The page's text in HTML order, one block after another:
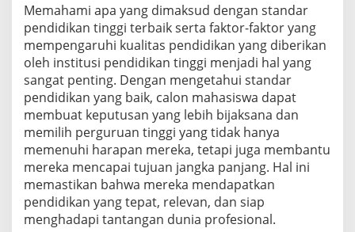
Memahami apa yang dimaksud dengan standar
pendidikan tinggi terbaik serta faktor-faktor yang
mempengaruhi kualitas pendidikan yang diberikan
oleh institusi pendidikan tinggi menjadi hal yang
sangat penting. Dengan mengetahui standar
pendidikan yang baik, calon mahasiswa dapat
membuat keputusan yang lebih bijaksana dan
memilih perguruan tinggi yang tidak hanya
memenuhi harapan mereka, tetapi juga membantu
mereka mencapai tujuan jangka panjang. Hal ini
memastikan bahwa mereka mendapatkan
pendidikan yang tepat, relevan, dan siap
menghadapi tantangan dunia profesional.